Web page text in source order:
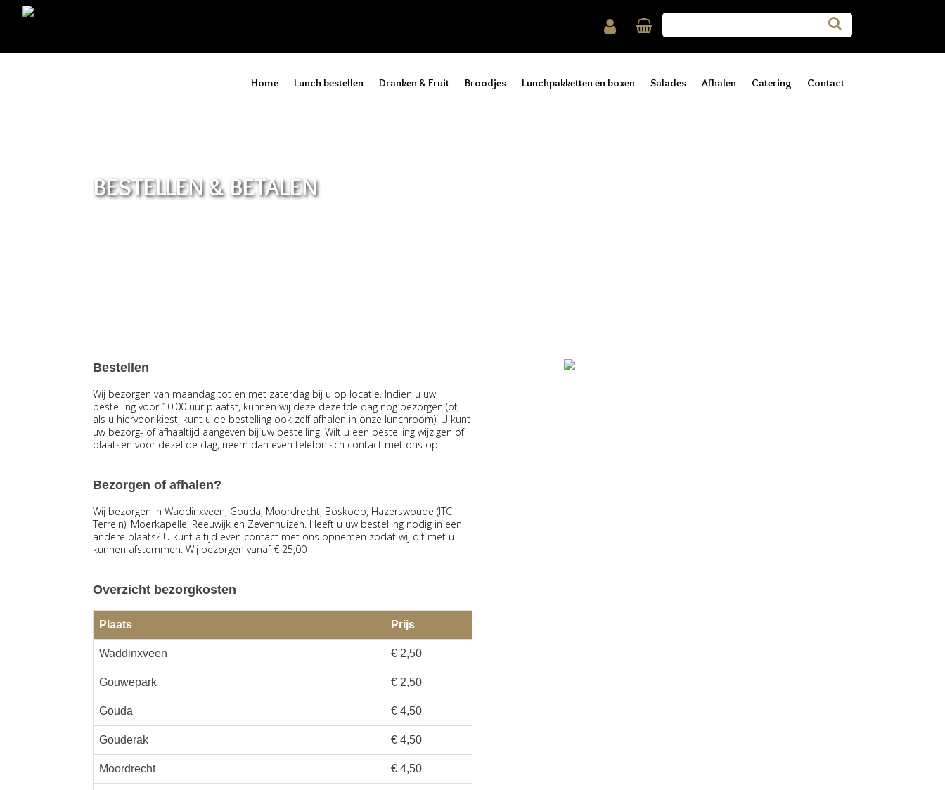
Home Lunch bestellen Dranken & Fruit Broodjes Lunchpakketten en boxen Salades Afhalen Catering Contact
BESTELLEN & BETALEN
Bestellen
Wij bezorgen van maandag tot en met zaterdag bij u op locatie. Indien u uw
bestelling voor 10:00 uur plaatst, kunnen wij deze dezelfde dag nog bezorgen (of,
als u hiervoor kiest, kunt u de bestelling ook zelf afhalen in onze lunchroom). U kunt
uw bezorg- of afhaaltijd aangeven bij uw bestelling. Wilt u een bestelling wijzigen of
plaatsen voor dezelfde dag, neem dan even telefonisch contact met ons op.
Bezorgen of afhalen?
Wij bezorgen in Waddinxveen, Gouda, Moordrecht, Boskoop, Hazerswoude (ITC
Terrein), Moerkapelle, Reeuwijk en Zevenhuizen. Heeft u uw bestelling nodig in een
andere plaats? U kunt altijd even contact met ons opnemen zodat wij dit met u
kunnen afstemmen. Wij bezorgen vanaf € 25,00
Overzicht bezorgkosten
Plaats Prijs
Waddinxveen € 2,50
Gouwepark € 2,50
Gouda € 4,50
Gouderak € 4,50
Moordrecht € 4,50